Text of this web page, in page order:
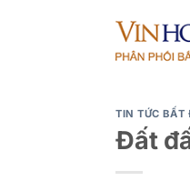
TIN TỨC BẤT
Đất